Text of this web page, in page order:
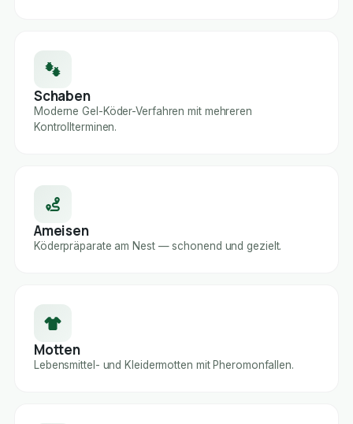
Schaben
Moderne Gel-Köder-Verfahren mit mehreren
Kontrollterminen.
Ameisen
Köderpräparate am Nest — schonend und gezielt.
Motten
Lebensmittel- und Kleidermotten mit Pheromonfallen.